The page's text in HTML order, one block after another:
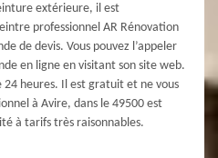
extérieure, il est
professionnel AR Rénovation
de devis. Vous pouvez l’appeler
en ligne en visitant son site web.
24 heures. Il est gratuit et ne vous
à Avire, dans le 49500 est
à tarifs très raisonnables.